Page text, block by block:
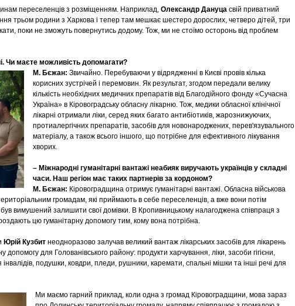
переселенців з розміщенням. Наприклад, Олександр Дануца свій приватний
трьом родини з Харкова і тепер там мешкає шестеро дорослих, четверо дітей, три
поки не зможуть повернутись додому. Тож, ми не стоїмо осторонь від проблем
Чи маєте можливість допомагати?
М. Бєжан: Звичайно. Перебуваючи у відрядженні в Києві провів кілька
корисних зустрічей і перемовин. Як результат, згодом передали велику
кількість необхідних медичних препаратів від Благодійного фонду «Сучасна
Україна» в Кіровоградську обласну лікарню. Тож, медики обласної клінічної
лікарні отримали ліки, серед яких багато антибіотиків, жарознижуючих,
протиалергічних препаратів, засобів для новонароджених, перев'язувального
матеріалу, а також всього іншого, що потрібне для ефективного лікування
хворих.
– Міжнародні гуманітарні вантажі неабияк виручають українців у складні
часи. Наш регіон має таких партнерів за кордоном?
М. Бєжан: Кіровоградщина отримує гуманітарні вантажі. Обласна військова
громадам, які приймають в себе переселенців, а вже вони потім
вимушений залишити свої домівки. В Кропивницькому налагоджена співпраця з
цю гуманітарну допомогу тим, кому вона потрібна.
Юрій Кузбит неодноразово залучав великий вантаж лікарських засобів для лікарень
допомогу для Голованівського району: продукти харчування, ліки, засоби гігієни,
інвалідів, подушки, ковдри, пледи, рушники, каремати, спальні мішки та інші речі для
Ми маємо гарний приклад, коли одна з громад Кіровоградщини, мова зараз